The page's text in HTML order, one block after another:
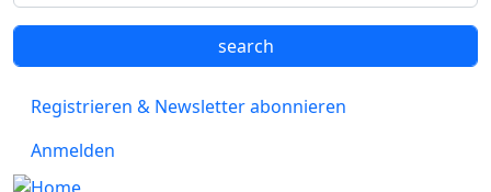
Registrieren & Newsletter abonnieren
Anmelden